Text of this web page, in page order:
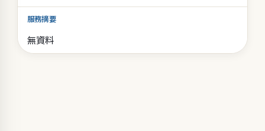
服務摘要
無資料